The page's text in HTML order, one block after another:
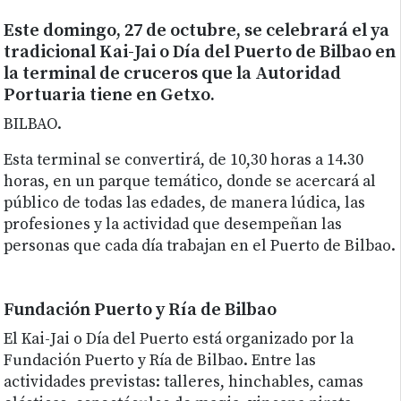
Este domingo, 27 de octubre, se celebrará el ya
tradicional Kai-Jai o Día del Puerto de Bilbao en
la terminal de cruceros que la Autoridad
Portuaria tiene en Getxo.
BILBAO.
Esta terminal se convertirá, de 10,30 horas a 14.30
horas, en un parque temático, donde se acercará al
público de todas las edades, de manera lúdica, las
profesiones y la actividad que desempeñan las
personas que cada día trabajan en el Puerto de Bilbao.
Fundación Puerto y Ría de Bilbao
El Kai-Jai o Día del Puerto está organizado por la
Fundación Puerto y Ría de Bilbao. Entre las
actividades previstas: talleres, hinchables, camas